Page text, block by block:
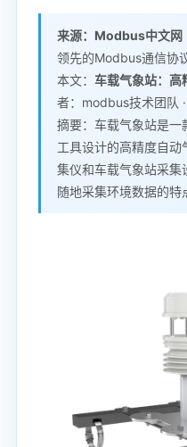
来源：Modbus中文网
领先的Modbus通信协
本文： 车载气象站：高
者：modbus技术团队
摘要：车载气象站是一
工具设计的高精度自
集仪和车载气象站采集
随地采集环境数据的特